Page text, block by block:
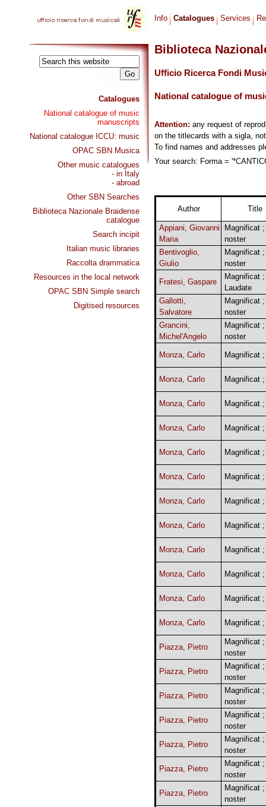
Catalogues
National catalogue of music
manuscripts
National catalogue ICCU: music
OPAC SBN Musica
Other music catalogues
- in Italy
- abroad
Other SBN Searches
Biblioteca Nazionale Braidense
catalogue
Search incipit
Italian music libraries
Raccolta drammatica
Resources in the local network
OPAC SBN Simple search
Digitised resources
Info Catalogues Services
Biblioteca
Ufficio Ricerca Fondi
National catalogue of
Attention: any request of
on the titlecards with a sigla,
To find names and addresses
Your search: Forma =
Author Title
Appiani, Giovanni
Maria
Magnificat
noster
Bentivoglio,
Giulio
Magnificat
noster
Fratesi, Gaspare
Magnificat ;
Laudate
Gallotti,
Salvatore
Magnificat
noster
Grancini,
Michel'Angelo
Magnificat
noster
Monza, Carlo Magnificat
Monza, Carlo Magnificat
Monza, Carlo Magnificat
Monza, Carlo Magnificat
Monza, Carlo Magnificat
Monza, Carlo Magnificat
Monza, Carlo Magnificat
Monza, Carlo Magnificat
Monza, Carlo Magnificat
Monza, Carlo Magnificat
Monza, Carlo Magnificat
Monza, Carlo Magnificat
Piazza, Pietro
Magnificat
noster
Piazza, Pietro
Magnificat
noster
Piazza, Pietro
Magnificat
noster
Piazza, Pietro
Magnificat
noster
Piazza, Pietro
Magnificat
noster
Piazza, Pietro
Magnificat
noster
Piazza, Pietro
Magnificat
noster